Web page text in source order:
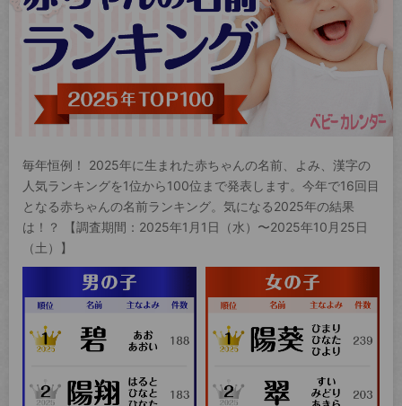
毎年恒例！ 2025年に生まれた赤ちゃんの名前、よみ、漢字の
人気ランキングを1位から100位まで発表します。今年で16回目
となる赤ちゃんの名前ランキング。気になる2025年の結果
は！？ 【調査期間：2025年1月1日（水）〜2025年10月25日
（土）】